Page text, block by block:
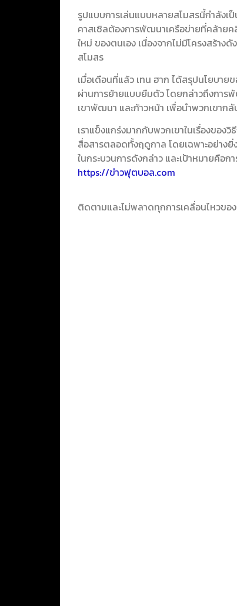
รูปแบบการเล่นแบบหลายสโมสรนี้กำลังเ
คาสเซิลต้องการพัฒนาเครือข่ายที่คล้ายค
ใหม่ ของตนเอง เนื่องจากไม่มีโครงสร้าง
สโมสร
เมื่อเดือนที่แล้ว เทน ฮาก ได้สรุปนโยบา
ผ่านการย้ายแบบยืมตัว โดยกล่าวถึงการพั
เขาพัฒนา และก้าวหน้า เพื่อนำพวกเขาก
เราแข็งแกร่งมากกับพวกเขาในเรื่องของ
สื่อสารตลอดทั้งฤดูกาล โดยเฉพาะอย่างยิ่
ในกระบวนการดังกล่าว และเป้าหมายคือ
https://ข่าวฟุตบอล.com
ติดตามและไม่พลาดทุกการเคลื่อนไหวของ